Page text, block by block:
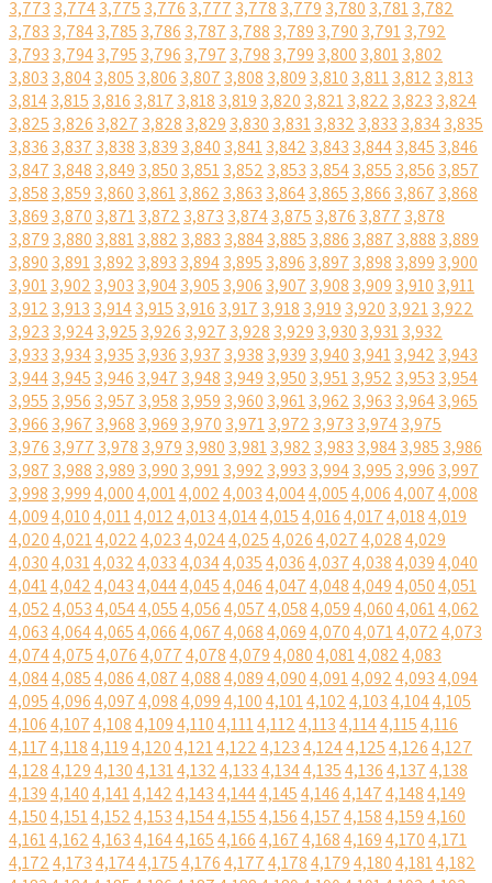
3,773 3,7743,775 3,776 3,777 3,778 3,779 3,780 3,7813,782
3,783 3,7843,785 3,786 3,787 3,788 3,789 3,790 3,7913,792
3,793 3,7943,795 3,796 3,797 3,798 3,799 3,800 3,8013,802
3,803 3,8043,805 3,806 3,807 3,808 3,809 3,810 3,8113,812 3,813
3,8143,815 3,816 3,817 3,818 3,819 3,820 3,8213,822 3,823 3,824
3,825 3,826 3,827 3,828 3,829 3,830 3,8313,832 3,833 3,8343,835
3,836 3,837 3,838 3,839 3,840 3,8413,842 3,843 3,8443,845 3,846
3,847 3,848 3,849 3,850 3,8513,852 3,853 3,8543,855 3,856 3,857
3,858 3,859 3,860 3,8613,862 3,863 3,8643,865 3,866 3,867 3,868
3,869 3,870 3,8713,872 3,873 3,8743,875 3,876 3,877 3,878
3,879 3,880 3,8813,882 3,883 3,8843,885 3,886 3,887 3,888 3,889
3,890 3,8913,892 3,893 3,8943,895 3,896 3,897 3,898 3,899 3,900
3,9013,902 3,903 3,9043,905 3,906 3,907 3,908 3,909 3,910 3,911
3,912 3,913 3,9143,915 3,916 3,917 3,918 3,919 3,920 3,9213,922
3,923 3,9243,925 3,926 3,927 3,928 3,929 3,930 3,9313,932
3,933 3,9343,935 3,936 3,937 3,938 3,939 3,940 3,9413,942 3,943
3,9443,945 3,946 3,947 3,948 3,949 3,950 3,9513,952 3,953 3,954
3,955 3,956 3,957 3,958 3,959 3,960 3,9613,962 3,963 3,9643,965
3,966 3,967 3,968 3,969 3,970 3,9713,972 3,973 3,9743,975
3,976 3,977 3,978 3,979 3,980 3,9813,982 3,983 3,9843,985 3,986
3,987 3,988 3,989 3,990 3,9913,992 3,993 3,9943,995 3,996 3,997
3,998 3,9994,0004,0014,0024,0034,0044,0054,0064,0074,008
4,0094,0104,0114,0124,0134,0144,0154,0164,0174,0184,019
4,0204,0214,0224,0234,0244,0254,0264,0274,0284,029
4,0304,0314,0324,0334,0344,0354,0364,0374,0384,0394,040
4,0414,0424,0434,0444,0454,0464,0474,0484,0494,0504,051
4,0524,0534,0544,0554,0564,0574,0584,0594,0604,0614,062
4,0634,0644,0654,0664,0674,0684,0694,0704,0714,0724,073
4,0744,0754,0764,0774,0784,0794,0804,0814,0824,083
4,0844,0854,0864,0874,0884,0894,0904,0914,0924,0934,094
4,0954,0964,0974,0984,0994,1004,1014,1024,1034,1044,105
4,1064,1074,1084,1094,1104,1114,1124,1134,1144,1154,116
4,1174,1184,1194,1204,1214,1224,1234,1244,1254,1264,127
4,1284,1294,1304,1314,1324,1334,1344,1354,1364,1374,138
4,1394,1404,1414,1424,1434,1444,1454,1464,1474,1484,149
4,1504,1514,1524,1534,1544,1554,1564,1574,1584,1594,160
4,1614,1624,1634,1644,1654,1664,1674,1684,1694,1704,171
4,1724,1734,1744,1754,1764,1774,1784,1794,1804,1814,182